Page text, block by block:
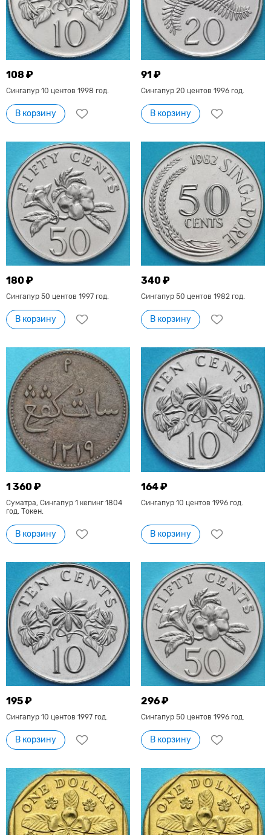
108 ₽
Сингапур 10 центов 1998 год.
В корзину
91 ₽
Сингапур 20 центов 1996 год.
В корзину
180 ₽
Сингапур 50 центов 1997 год.
В корзину
340 ₽
Сингапур 50 центов 1982 год.
В корзину
1 360 ₽
Суматра, Сингапур 1 кепинг 1804
год. Токен.
В корзину
164 ₽
Сингапур 10 центов 1996 год.
В корзину
195 ₽
Сингапур 10 центов 1997 год.
В корзину
296 ₽
Сингапур 50 центов 1996 год.
В корзину